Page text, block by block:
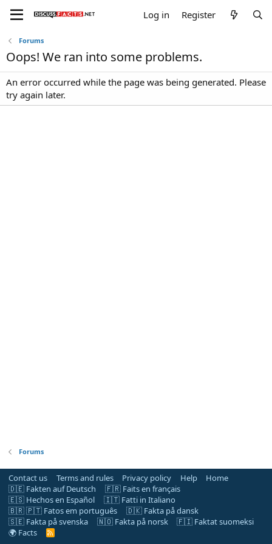
Log in Register
Forums
Oops! We ran into some problems.
An error occurred while the page was being generated. Please
try again later.
Forums
Contact us Terms and rules Privacy policy Help
Home
🇩🇪 Fakten auf Deutsch
🇫🇷 Faits en français
🇪🇸 Hechos en Español
🇮🇹 Fatti in Italiano
🇧🇷 🇵🇹 Fatos em português
🇩🇰 Fakta på dansk
🇸🇪 Fakta på svenska
🇳🇴 Fakta på norsk
🇫🇮 Faktat suomeksi
🌍 Facts
R